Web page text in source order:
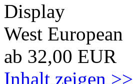
Display
West European
ab 32,00 EUR
Inhalt zeigen >>